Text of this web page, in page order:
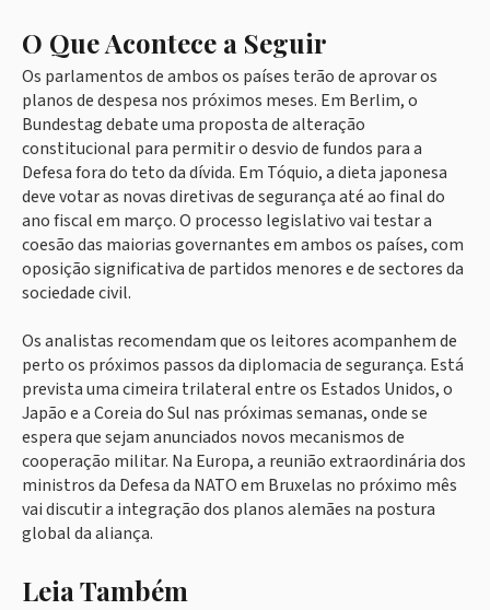
O Que Acontece a Seguir
Os parlamentos de ambos os países terão de aprovar os
planos de despesa nos próximos meses. Em Berlim, o
Bundestag debate uma proposta de alteração
constitucional para permitir o desvio de fundos para a
Defesa fora do teto da dívida. Em Tóquio, a dieta japonesa
deve votar as novas diretivas de segurança até ao final do
ano fiscal em março. O processo legislativo vai testar a
coesão das maiorias governantes em ambos os países, com
oposição significativa de partidos menores e de sectores da
sociedade civil.
Os analistas recomendam que os leitores acompanhem de
perto os próximos passos da diplomacia de segurança. Está
prevista uma cimeira trilateral entre os Estados Unidos, o
Japão e a Coreia do Sul nas próximas semanas, onde se
espera que sejam anunciados novos mecanismos de
cooperação militar. Na Europa, a reunião extraordinária dos
ministros da Defesa da NATO em Bruxelas no próximo mês
vai discutir a integração dos planos alemães na postura
global da aliança.
Leia Também